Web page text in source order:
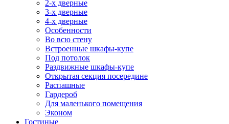
2-х дверные
3-х дверные
4-х дверные
Особенности
Во всю стену
Встроенные шкафы-купе
Под потолок
Раздвижные шкафы-купе
Открытая секция посередине
Распашные
Гардероб
Для маленького помещения
Эконом
Гостиные